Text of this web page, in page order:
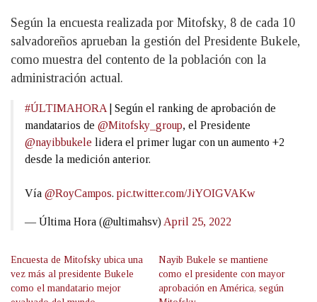
Según la encuesta realizada por Mitofsky, 8 de cada 10
salvadoreños aprueban la gestión del Presidente Bukele,
como muestra del contento de la población con la
administración actual.
#ÚLTIMAHORA | Según el ranking de aprobación de
mandatarios de @Mitofsky_group, el Presidente
@nayibbukele lidera el primer lugar con un aumento +2
desde la medición anterior.
Vía @RoyCampos. pic.twitter.com/JiYOIGVAKw
— Última Hora (@ultimahsv) April 25, 2022
Encuesta de Mitofsky ubica una
vez más al presidente Bukele
como el mandatario mejor
Nayib Bukele se mantiene
como el presidente con mayor
aprobación en América, según